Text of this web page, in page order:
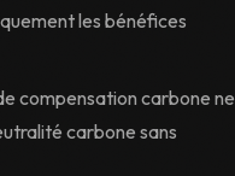
les bénéfices
compensation carbone ne
carbone sans